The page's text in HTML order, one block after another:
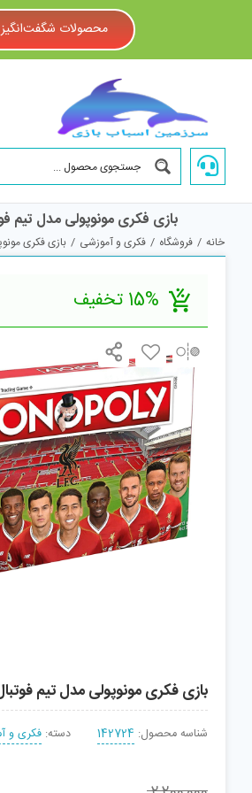
محصولات شگفت‌انگیز
بازی فکری مونوپولی مدل تیم
خانه / فروشگاه / فکری و آموزشی / بازی فکری
15% تخفیف
بازی فکری مونوپولی مدل تیم
شناسه محصول: 142724 دسته: فکری و